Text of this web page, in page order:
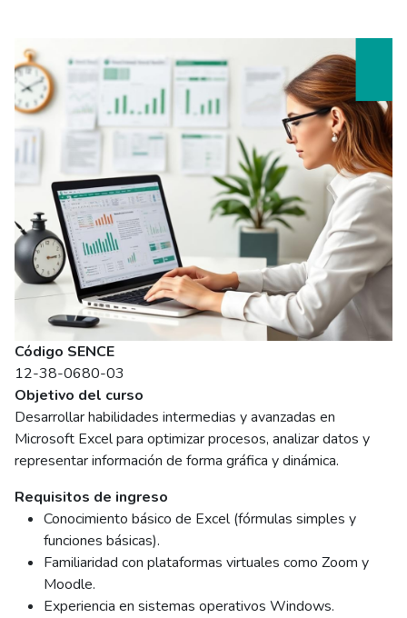
Imagen del curso
Código SENCE
12-38-0680-03
Objetivo del curso
Desarrollar habilidades intermedias y avanzadas en
Microsoft Excel para optimizar procesos, analizar datos y
representar información de forma gráfica y dinámica.
Requisitos de ingreso
Conocimiento básico de Excel (fórmulas simples y
funciones básicas).
Familiaridad con plataformas virtuales como Zoom y
Moodle.
Experiencia en sistemas operativos Windows.